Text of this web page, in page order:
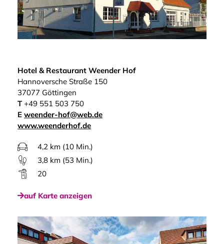
Hotel & Restaurant Weender Hof
Hannoversche Straße 150
37077 Göttingen
T+49 551 503 750
E weender-hof@web.de
www.weenderhof.de
4,2 km (10 Min.)
3,8 km (53 Min.)
20
auf Karte anzeigen